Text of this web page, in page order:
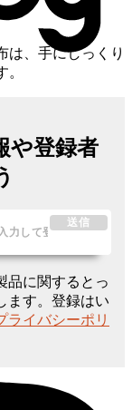
は、手にしっくり
や登録者
送信
品に関するとっ
ます。登録はい
ライバシーポリ